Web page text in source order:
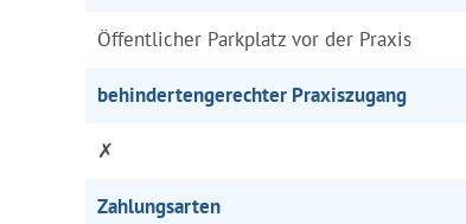
Öffentlicher Parkplatz vor der Praxis
behindertengerechter Praxiszugang
✗
Zahlungsarten